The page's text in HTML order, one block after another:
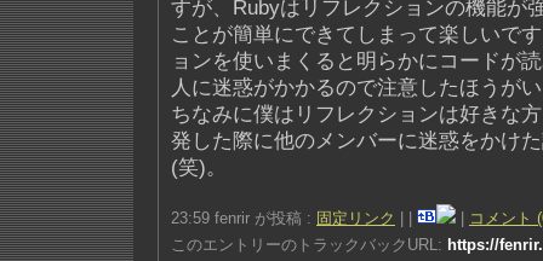
すが、Rubyはリフレクションの機能が
ことが簡単にできてしまって楽しいで
ョンを使いまくると明らかにコードが
人に迷惑がかかるので注意したほうが
ちなみに僕はリフレクションは好きな
発した際に他のメンバーに迷惑をかけ
(笑)。
23:59 fenrir が投稿 : 固定リンク
コメント
このエントリーのトラックバックURL: https://